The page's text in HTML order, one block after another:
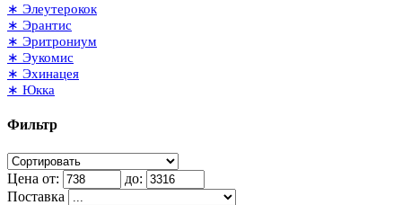
∗ Элеутерокок
∗ Эрантис
∗ Эритрониум
∗ Эукомис
∗ Эхинацея
∗ Юкка
Фильтр
Цена от:
до:
Поставка